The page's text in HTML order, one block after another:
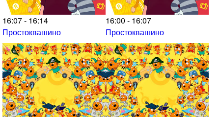
16:07 - 16:14
Простоквашино
16:00 - 16:07
Простоквашино